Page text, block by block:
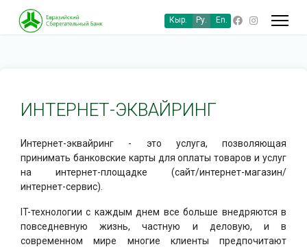
Кыр. Ру. En.
ИНТЕРНЕТ-ЭКВАЙРИНГ
Интернет-эквайринг - это услуга, позволяющая
принимать банковские карты для оплаты товаров и услуг
на интернет-площадке (сайт/интернет-магазин/
интернет-сервис).
IT-технологии с каждым днем все больше внедряются в
повседневную жизнь, частную и деловую, и в
современном мире многие клиенты предпочитают